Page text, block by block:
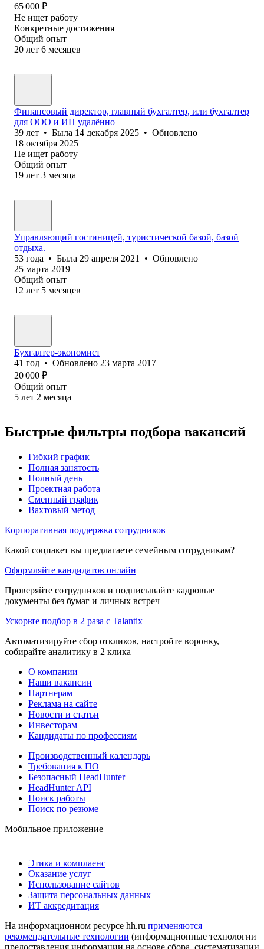
65 000 ₽
Не ищет работу
Конкретные достижения
Общий опыт
20 лет 6 месяцев
Финансовый директор, главный бухгалтер, или бухгалтер
для ООО и ИП удалённо
39 лет • Была 14 декабря 2025 • Обновлено
18 октября 2025
Не ищет работу
Общий опыт
19 лет 3 месяца
Управляющий гостиницей, туристической базой, базой
отдыха.
53 года • Была 29 апреля 2021 • Обновлено
25 марта 2019
Общий опыт
12 лет 5 месяцев
Бухгалтер-экономист
41 год • Обновлено 23 марта 2017
20 000 ₽
Общий опыт
5 лет 2 месяца
Быстрые фильтры подбора вакансий
Гибкий график
Полная занятость
Полный день
Проектная работа
Сменный график
Вахтовый метод
Корпоративная поддержка сотрудников
Какой соцпакет вы предлагаете семейным сотрудникам?
Оформляйте кандидатов онлайн
Проверяйте сотрудников и подписывайте кадровые
документы без бумаг и личных встреч
Ускорьте подбор в 2 раза с Talantix
Автоматизируйте сбор откликов, настройте воронку,
собирайте аналитику в 2 клика
О компании
Наши вакансии
Партнерам
Реклама на сайте
Новости и статьи
Инвесторам
Кандидаты по профессиям
Производственный календарь
Требования к ПО
Безопасный HeadHunter
HeadHunter API
Поиск работы
Поиск по резюме
Мобильное приложение
Этика и комплаенс
Оказание услуг
Использование сайтов
Защита персональных данных
ИТ аккредитация
На информационном ресурсе hh.ru применяются
рекомендательные технологии (информационные технологии
предоставления информации на основе сбора, систематизации